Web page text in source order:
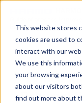
This website stores
cookies are used to
interact with our
We use this
your browsing
about our visitors
find out more about
in Injection molding
Top
Blog for
【Video